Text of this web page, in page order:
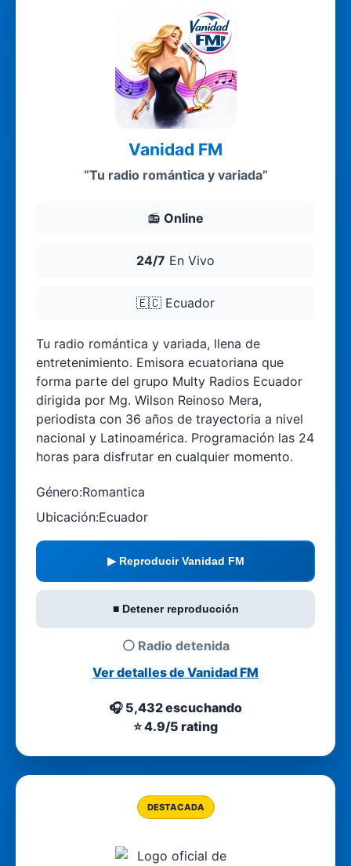
Vanidad FM
“Tu radio romántica y variada”
📻 Online
24/7 En Vivo
🇪🇨 Ecuador
Tu radio romántica y variada, llena de
entretenimiento. Emisora ecuatoriana que
forma parte del grupo Multy Radios Ecuador
dirigida por Mg. Wilson Reinoso Mera,
periodista con 36 años de trayectoria a nivel
nacional y Latinoamérica. Programación las 24
horas para disfrutar en cualquier momento.
Género:Romantica
Ubicación:Ecuador
▶ Reproducir Vanidad FM
■ Detener reproducción
⚪ Radio detenida
Ver detalles de Vanidad FM
🎧 5,432 escuchando
⭐ 4.9/5 rating
DESTACADA